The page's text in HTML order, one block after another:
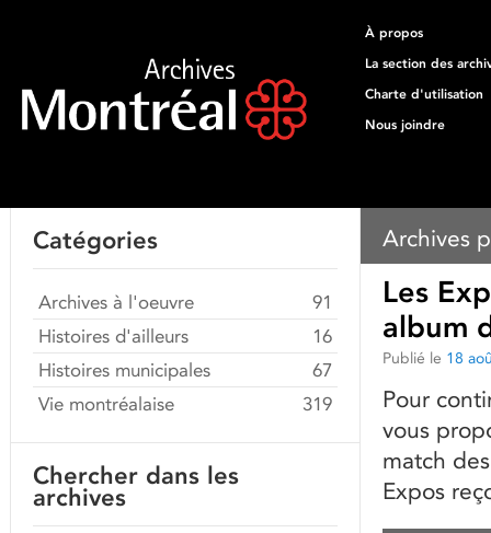
À propos
La section des
Charte d'utilisation
Nous joindre
Archives
Les
album
Publié le 18
Pour
vous
match
Expos
Catégories
Archives à l'oeuvre
91
Histoires d'ailleurs
16
Histoires municipales
67
Vie montréalaise
319
Chercher dans les
archives